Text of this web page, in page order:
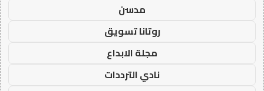
مدسن
روتانا تسويق
مجلة الابداع
نادي الترددات